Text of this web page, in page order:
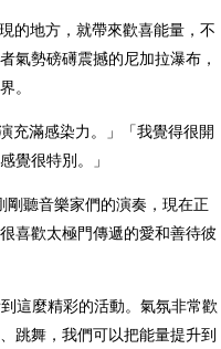
的地方，就帶來歡喜能量，不
氣勢磅礡震撼的尼加拉瀑布，
。
充滿感染力。」「我覺得很開
覺很特別。」
剛聽音樂家們的演奏，現在正
喜歡太極門傳遞的愛和善待彼
這麼精彩的活動。氣氛非常歡
跳舞，我們可以把能量提升到